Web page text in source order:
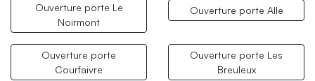
Ouverture porte Le
Noirmont
Ouverture porte Alle
Ouverture porte
Courfaivre
Ouverture porte Les
Breuleux